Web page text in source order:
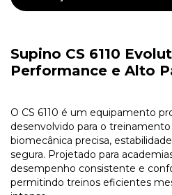
Supino CS 6110
Performance e Alto
O CS 6110 é um equipamento
desenvolvido para o
biomecânica precisa,
segura. Projetado para
desempenho consistente e
permitindo treinos eficientes